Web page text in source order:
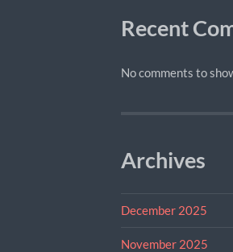
Recent
No comments to
Archives
December 2025
November 2025